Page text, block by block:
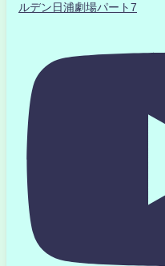
ルデン日浦劇場パート7